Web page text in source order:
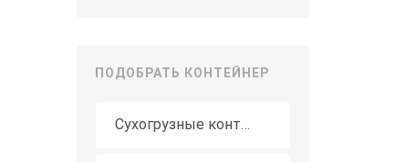
ПОДОБРАТЬ КОНТЕЙНЕР